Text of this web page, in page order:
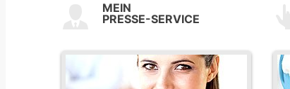
MEIN
PRESSE-SERVICE